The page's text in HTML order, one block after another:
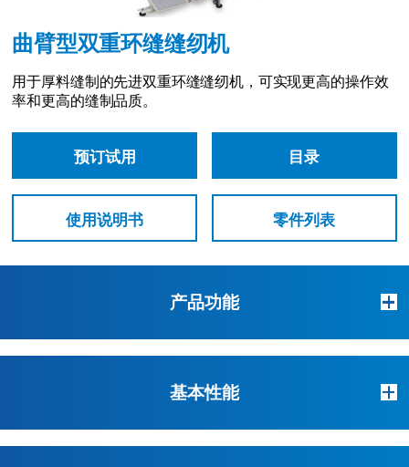
曲臂型双重环缝缝纫机
用于厚料缝制的先进双重环缝缝纫机，可实现更高的操作效
率和更高的缝制品质。
预订试用 目录
使用说明书 零件列表
产品功能
基本性能